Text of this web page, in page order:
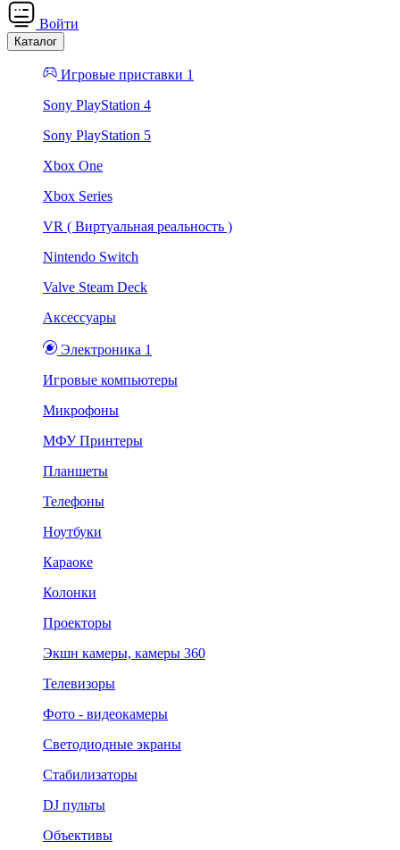
Войти
Каталог
Игровые приставки 1
Sony PlayStation 4
Sony PlayStation 5
Xbox One
Xbox Series
VR ( Виртуальная реальность )
Nintendo Switch
Valve Steam Deck
Аксессуары
Электроника 1
Игровые компьютеры
Микрофоны
МФУ Принтеры
Планшеты
Телефоны
Ноутбуки
Караоке
Колонки
Проекторы
Экшн камеры, камеры 360
Телевизоры
Фото - видеокамеры
Светодиодные экраны
Стабилизаторы
DJ пульты
Объективы